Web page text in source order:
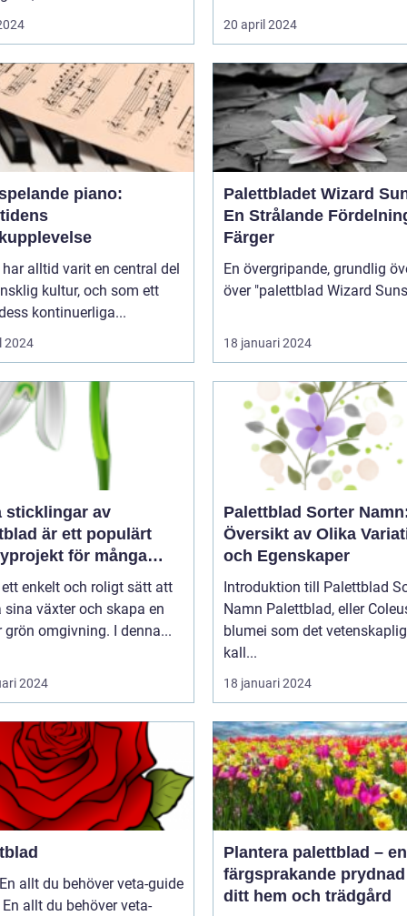
20 april 2024
piano:
alltid varit en central del
kultur, och som ett
kontinuerliga...
2024
Palettbladet Wizard
En Strålande
Färger
En övergripande, grundlig
18 januari 2024
sticklingar av
är ett populärt
för många
enkelt och roligt sätt att
sina växter och skapa en
grön omgivning. I denna...
2024
Palettblad Sorter
Översikt av Olika
och Egenskaper
Introduktion till Palettblad
Namn Palettblad, eller Coleus
blumei som det
kall...
18 januari 2024
allt du behöver veta-guide
allt du behöver veta-
Plantera palettblad – en
färgsprakande
ditt hem och trädgård